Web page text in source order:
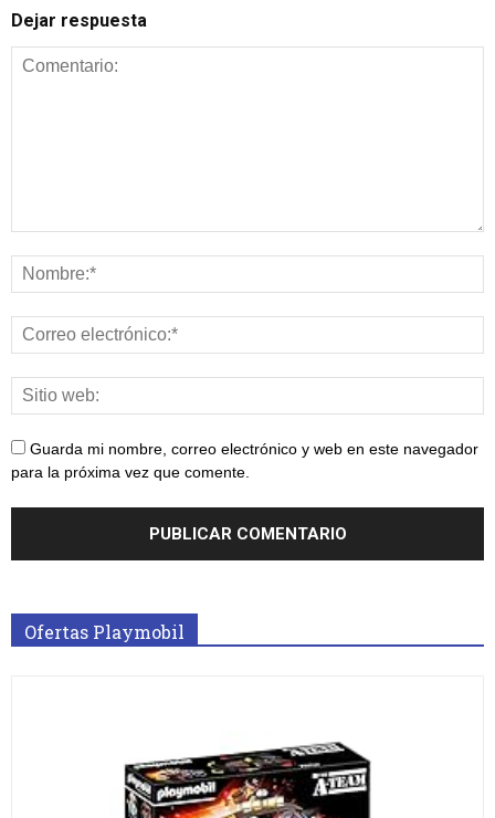
Dejar respuesta
Guarda mi nombre, correo electrónico y web en este navegador
para la próxima vez que comente.
Ofertas Playmobil